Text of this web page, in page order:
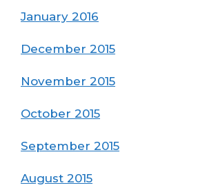
January 2016
December 2015
November 2015
October 2015
September 2015
August 2015